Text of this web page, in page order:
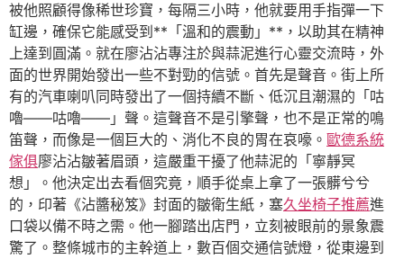
被他照顧得像稀世珍寶，每隔三小時，他就要用手指彈一下
缸邊，確保它能感受到**「溫和的震動」**，以助其在精神
上達到圓滿。就在廖沾沾專注於與蒜泥進行心靈交流時，外
面的世界開始發出一些不對勁的信號。首先是聲音。街上所
有的汽車喇叭同時發出了一個持續不斷、低沉且潮濕的「咕
嚕——咕嚕——」聲。這聲音不是引擎聲，也不是正常的鳴
笛聲，而像是一個巨大的、消化不良的胃在哀嚎。 歐德系統
傢俱廖沾沾皺著眉頭，這嚴重干擾了他蒜泥的「寧靜冥
想」。他決定出去看個究竟，順手從桌上拿了一張髒兮兮
的，印著《沾醬秘笈》封面的皺衛生紙，塞久坐椅子推薦進
口袋以備不時之需。他一腳踏出店門，立刻被眼前的景象震
驚了。整條城市的主幹道上，數百個交通信號燈，從東邊到